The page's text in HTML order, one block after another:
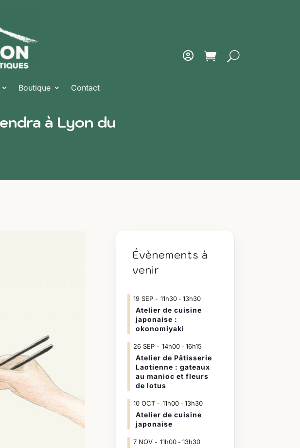
Boutique Contact
à Lyon du
Évènements à
venir
19 SEP 11h30- 13h30
Atelier de cuisine
japonaise :
okonomiyaki
26 SEP 14h00- 16h15
Atelier de Pâtisserie
Laotienne : gateaux
au manioc et fleurs
de lotus
10 OCT 11h00- 13h30
Atelier de cuisine
japonaise
7 NOV 11h00- 13h30